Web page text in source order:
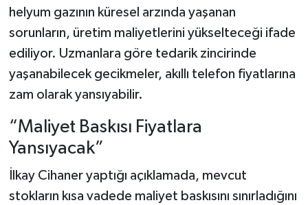
helyum gazının küresel arzında yaşanan
sorunların, üretim maliyetlerini yükselteceği ifade
ediliyor. Uzmanlara göre tedarik zincirinde
yaşanabilecek gecikmeler, akıllı telefon fiyatlarına
zam olarak yansıyabilir.
“Maliyet Baskısı Fiyatlara
Yansıyacak”
İlkay Cihaner yaptığı açıklamada, mevcut
stokların kısa vadede maliyet baskısını sınırladığını